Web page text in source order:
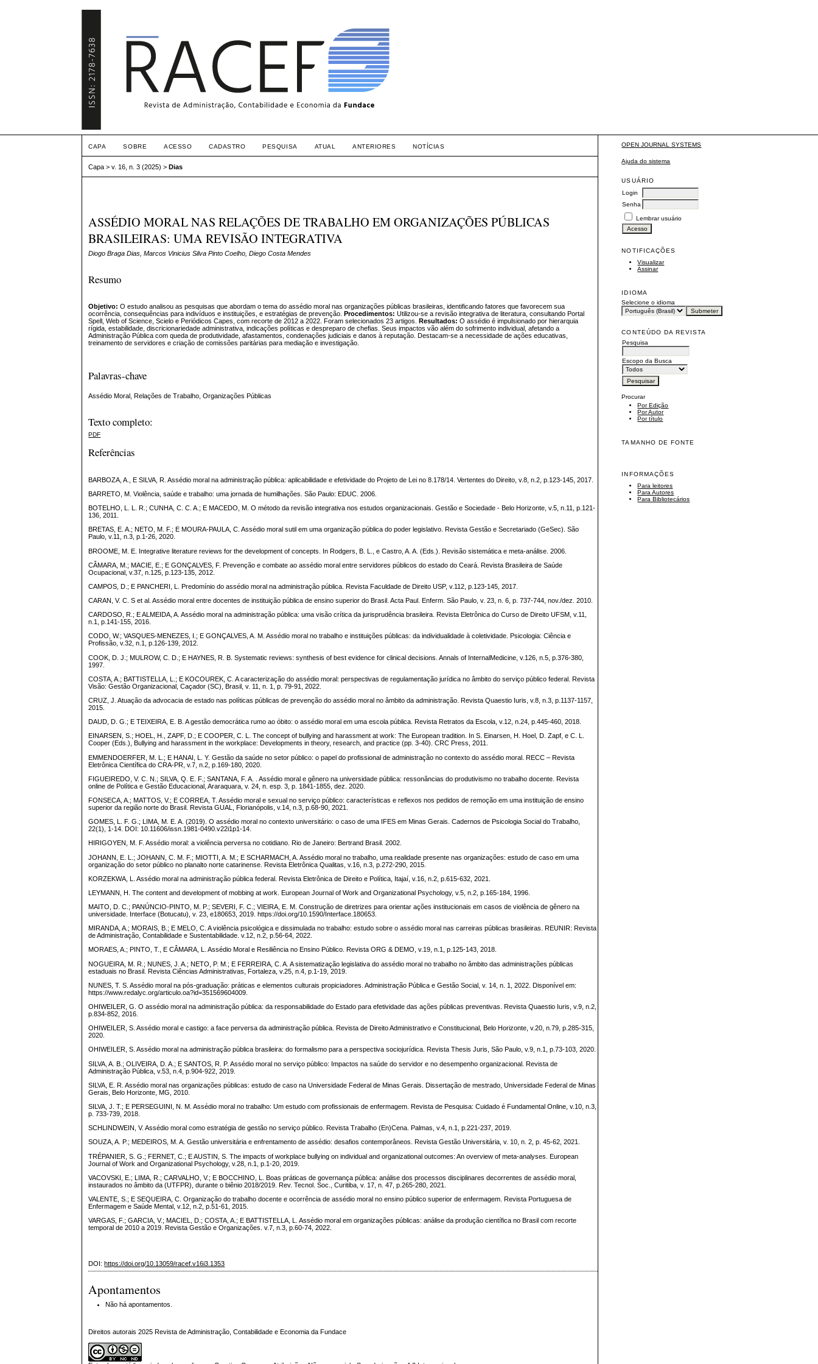
OPEN JOURNAL SYSTEMS
Ajuda do sistema
USUÁRIO
Login
Senha
Lembrar usuário
NOTIFICAÇÕES
Visualizar
Assinar
IDIOMA
Selecione o idioma
CONTEÚDO DA REVISTA
Pesquisa
Escopo da Busca
Procurar
Por Edição
Por Autor
Por título
TAMANHO DE FONTE
INFORMAÇÕES
Para leitores
Para Autores
Para Bibliotecários
CAPA SOBRE ACESSO CADASTRO PESQUISA ATUAL ANTERIORES NOTÍCIAS
Capa >v. 16, n. 3 (2025) >Dias
ASSÉDIO MORAL NAS RELAÇÕES DE TRABALHO EM ORGANIZAÇÕES PÚBLICAS
BRASILEIRAS: UMA REVISÃO INTEGRATIVA
Diogo Braga Dias, Marcos Vinicius Silva Pinto Coelho, Diego Costa Mendes
Resumo
Objetivo: O estudo analisou as pesquisas que abordam o tema do assédio moral nas organizações públicas brasileiras, identificando fatores que favorecem sua
ocorrência, consequências para indivíduos e instituições, e estratégias de prevenção.Procedimentos: Utilizou-se a revisão integrativa de literatura, consultando Portal
Spell, Web of Science, Scielo e Periódicos Capes, com recorte de 2012 a 2022. Foram selecionados 23 artigos.Resultados: O assédio é impulsionado por hierarquia
rígida, estabilidade, discricionariedade administrativa, indicações políticas e despreparo de chefias. Seus impactos vão além do sofrimento individual, afetando a
Administração Pública com queda de produtividade, afastamentos, condenações judiciais e danos à reputação. Destacam-se a necessidade de ações educativas,
treinamento de servidores e criação de comissões paritárias para mediação e investigação.
Palavras-chave
Assédio Moral, Relações de Trabalho, Organizações Públicas
Texto completo:
PDF
Referências
BARBOZA, A., E SILVA, R. Assédio moral na administração pública: aplicabilidade e efetividade do Projeto de Lei no 8.178/14. Vertentes do Direito, v.8, n.2, p.123-145, 2017.
BARRETO, M. Violência, saúde e trabalho: uma jornada de humilhações. São Paulo: EDUC. 2006.
BOTELHO, L. L. R.; CUNHA, C. C. A.; E MACEDO, M. O método da revisão integrativa nos estudos organizacionais. Gestão e Sociedade - Belo Horizonte, v.5, n.11, p.121-
136, 2011.
BRETAS, E. A.; NETO, M. F.; E MOURA-PAULA, C. Assédio moral sutil em uma organização pública do poder legislativo. Revista Gestão e Secretariado (GeSec). São
Paulo, v.11, n.3, p.1-26, 2020.
BROOME, M. E. Integrative literature reviews for the development of concepts. In Rodgers, B. L., e Castro, A. A. (Eds.). Revisão sistemática e meta-análise. 2006.
CÂMARA, M.; MACIE, E.; E GONÇALVES, F. Prevenção e combate ao assédio moral entre servidores públicos do estado do Ceará. Revista Brasileira de Saúde
Ocupacional, v.37, n.125, p.123-135, 2012.
CAMPOS, D.; E PANCHERI, L. Predomínio do assédio moral na administração pública. Revista Faculdade de Direito USP, v.112, p.123-145, 2017.
CARAN, V. C. S et al. Assédio moral entre docentes de instituição pública de ensino superior do Brasil. Acta Paul. Enferm. São Paulo, v. 23, n. 6, p. 737-744, nov./dez. 2010.
CARDOSO, R.; E ALMEIDA, A. Assédio moral na administração pública: uma visão crítica da jurisprudência brasileira. Revista Eletrônica do Curso de Direito UFSM, v.11,
n.1, p.141-155, 2016.
CODO, W.; VASQUES-MENEZES, I.; E GONÇALVES, A. M. Assédio moral no trabalho e instituições públicas: da individualidade à coletividade. Psicologia: Ciência e
Profissão, v.32, n.1, p.126-139, 2012.
COOK, D. J.; MULROW, C. D.; E HAYNES, R. B. Systematic reviews: synthesis of best evidence for clinical decisions. Annals of InternalMedicine, v.126, n.5, p.376-380,
1997.
COSTA, A.; BATTISTELLA, L.; E KOCOUREK, C. A caracterização do assédio moral: perspectivas de regulamentação jurídica no âmbito do serviço público federal. Revista
Visão: Gestão Organizacional, Caçador (SC), Brasil, v. 11, n. 1, p. 79-91, 2022.
CRUZ, J. Atuação da advocacia de estado nas políticas públicas de prevenção do assédio moral no âmbito da administração. Revista Quaestio Iuris, v.8, n.3, p.1137-1157,
2015.
DAUD, D. G.; E TEIXEIRA, E. B. A gestão democrática rumo ao óbito: o assédio moral em uma escola pública. Revista Retratos da Escola, v.12, n.24, p.445-460, 2018.
EINARSEN, S.; HOEL, H., ZAPF, D.; E COOPER, C. L. The concept of bullying and harassment at work: The European tradition. In S. Einarsen, H. Hoel, D. Zapf, e C. L.
Cooper (Eds.), Bullying and harassment in the workplace: Developments in theory, research, and practice (pp. 3-40). CRC Press, 2011.
EMMENDOERFER, M. L.; E HANAI, L. Y. Gestão da saúde no setor público: o papel do profissional de administração no contexto do assédio moral. RECC – Revista
Eletrônica Científica do CRA-PR, v.7, n.2, p.169-180, 2020.
FIGUEIREDO, V. C. N.; SILVA, Q. E. F.; SANTANA, F. A. . Assédio moral e gênero na universidade pública: ressonâncias do produtivismo no trabalho docente. Revista
online de Política e Gestão Educacional, Araraquara, v. 24, n. esp. 3, p. 1841-1855, dez. 2020.
FONSECA, A.; MATTOS, V.; E CORREA, T. Assédio moral e sexual no serviço público: características e reflexos nos pedidos de remoção em uma instituição de ensino
superior da região norte do Brasil. Revista GUAL, Florianópolis, v.14, n.3, p.68-90, 2021.
GOMES, L. F. G.; LIMA, M. E. A. (2019). O assédio moral no contexto universitário: o caso de uma IFES em Minas Gerais. Cadernos de Psicologia Social do Trabalho,
22(1), 1-14. DOI: 10.11606/issn.1981-0490.v22i1p1-14.
HIRIGOYEN, M. F. Assédio moral: a violência perversa no cotidiano. Rio de Janeiro: Bertrand Brasil. 2002.
JOHANN, E. L.; JOHANN, C. M. F.; MIOTTI, A. M.; E SCHARMACH, A. Assédio moral no trabalho, uma realidade presente nas organizações: estudo de caso em uma
organização do setor público no planalto norte catarinense. Revista Eletrônica Qualitas, v.16, n.3, p.272-290, 2015.
KORZEKWA, L. Assédio moral na administração pública federal. Revista Eletrônica de Direito e Política, Itajaí, v.16, n.2, p.615-632, 2021.
LEYMANN, H. The content and development of mobbing at work. European Journal of Work and Organizational Psychology, v.5, n.2, p.165-184, 1996.
MAITO, D. C.; PANÚNCIO-PINTO, M. P.; SEVERI, F. C.; VIEIRA, E. M. Construção de diretrizes para orientar ações institucionais em casos de violência de gênero na
universidade. Interface (Botucatu), v. 23, e180653, 2019. https://doi.org/10.1590/Interface.180653.
MIRANDA, A.; MORAIS, B.; E MELO, C. A violência psicológica e dissimulada no trabalho: estudo sobre o assédio moral nas carreiras públicas brasileiras. REUNIR: Revista
de Administração, Contabilidade e Sustentabilidade. v.12, n.2, p.56-64, 2022.
MORAES, A.; PINTO, T., E CÂMARA, L. Assédio Moral e Resiliência no Ensino Público. Revista ORG & DEMO, v.19, n.1, p.125-143, 2018.
NOGUEIRA, M. R.; NUNES, J. A.; NETO, P. M.; E FERREIRA, C. A. A sistematização legislativa do assédio moral no trabalho no âmbito das administrações públicas
estaduais no Brasil. Revista Ciências Administrativas, Fortaleza, v.25, n.4, p.1-19, 2019.
NUNES, T. S. Assédio moral na pós-graduação: práticas e elementos culturais propiciadores. Administração Pública e Gestão Social, v. 14, n. 1, 2022. Disponível em:
https://www.redalyc.org/articulo.oa?id=351569604009.
OHIWEILER, G. O assédio moral na administração pública: da responsabilidade do Estado para efetividade das ações públicas preventivas. Revista Quaestio Iuris, v.9, n.2,
p.834-852, 2016.
OHIWEILER, S. Assédio moral e castigo: a face perversa da administração pública. Revista de Direito Administrativo e Constitucional, Belo Horizonte, v.20, n.79, p.285-315,
2020.
OHIWEILER, S. Assédio moral na administração pública brasileira: do formalismo para a perspectiva sociojurídica. Revista Thesis Juris, São Paulo, v.9, n.1, p.73-103, 2020.
SILVA, A. B.; OLIVEIRA, D. A.; E SANTOS, R. P. Assédio moral no serviço público: Impactos na saúde do servidor e no desempenho organizacional. Revista de
Administração Pública, v.53, n.4, p.904-922, 2019.
SILVA, E. R. Assédio moral nas organizações públicas: estudo de caso na Universidade Federal de Minas Gerais. Dissertação de mestrado, Universidade Federal de Minas
Gerais, Belo Horizonte, MG, 2010.
SILVA, J. T.; E PERSEGUINI, N. M. Assédio moral no trabalho: Um estudo com profissionais de enfermagem. Revista de Pesquisa: Cuidado é Fundamental Online, v.10, n.3,
p. 733-739, 2018.
SCHLINDWEIN, V. Assédio moral como estratégia de gestão no serviço público. Revista Trabalho (En)Cena. Palmas, v.4, n.1, p.221-237, 2019.
SOUZA, A. P.; MEDEIROS, M. A. Gestão universitária e enfrentamento de assédio: desafios contemporâneos. Revista Gestão Universitária, v. 10, n. 2, p. 45-62, 2021.
TRÉPANIER, S. G.; FERNET, C.; E AUSTIN, S. The impacts of workplace bullying on individual and organizational outcomes: An overview of meta-analyses. European
Journal of Work and Organizational Psychology, v.28, n.1, p.1-20, 2019.
VACOVSKI, E.; LIMA, R.; CARVALHO, V.; E BOCCHINO, L. Boas práticas de governança pública: análise dos processos disciplinares decorrentes de assédio moral,
instaurados no âmbito da (UTFPR), durante o biênio 2018/2019. Rev. Tecnol. Soc., Curitiba, v. 17, n. 47, p.265-280, 2021.
VALENTE, S.; E SEQUEIRA, C. Organização do trabalho docente e ocorrência de assédio moral no ensino público superior de enfermagem. Revista Portuguesa de
Enfermagem e Saúde Mental, v.12, n.2, p.51-61, 2015.
VARGAS, F.; GARCIA, V.; MACIEL, D.; COSTA, A.; E BATTISTELLA, L. Assédio moral em organizações públicas: análise da produção científica no Brasil com recorte
temporal de 2010 a 2019. Revista Gestão e Organizações. v.7, n.3, p.60-74, 2022.
DOI: https://doi.org/10.13059/racef.v16i3.1353
Apontamentos
Não há apontamentos.
Direitos autorais 2025 Revista de Administração, Contabilidade e Economia da Fundace